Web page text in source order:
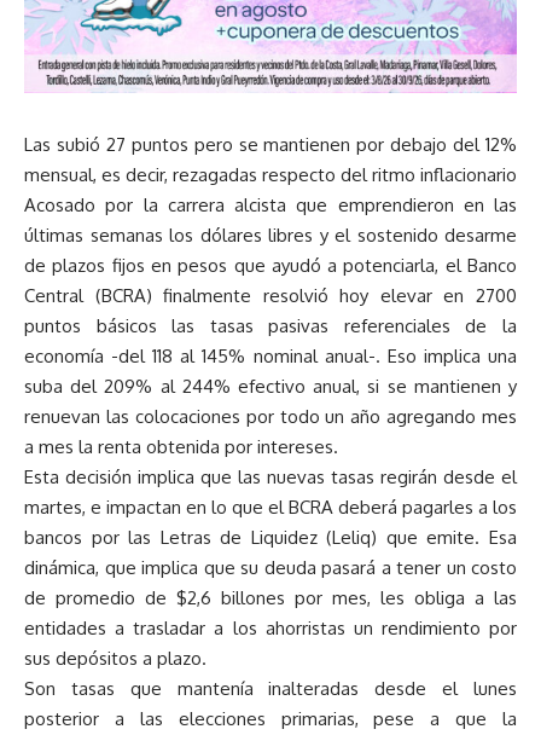
Las subió 27 puntos pero se mantienen por debajo del 12%
mensual, es decir, rezagadas respecto del ritmo inflacionario
Acosado por la carrera alcista que emprendieron en las
últimas semanas los dólares libres y el sostenido desarme
de plazos fijos en pesos que ayudó a potenciarla, el Banco
Central (BCRA) finalmente resolvió hoy elevar en 2700
puntos básicos las tasas pasivas referenciales de la
economía -del 118 al 145% nominal anual-. Eso implica una
suba del 209% al 244% efectivo anual, si se mantienen y
renuevan las colocaciones por todo un año agregando mes
a mes la renta obtenida por intereses.
Esta decisión implica que las nuevas tasas regirán desde el
martes, e impactan en lo que el BCRA deberá pagarles a los
bancos por las Letras de Liquidez (Leliq) que emite. Esa
dinámica, que implica que su deuda pasará a tener un costo
de promedio de $2,6 billones por mes, les obliga a las
entidades a trasladar a los ahorristas un rendimiento por
sus depósitos a plazo.
Son tasas que mantenía inalteradas desde el lunes
posterior a las elecciones primarias, pese a que la